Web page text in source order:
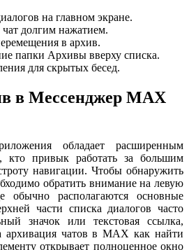
на главном экране.
долгим нажатием.
в архив.
папки Архивы вверху списка.
для скрытых бесед.
в Мессенджер MAX
обладает расширенным
кто привык работать за большим
навигации. Чтобы обнаружить
обратить внимание на левую
обычно располагаются основные
части списка диалогов часто
значок или текстовая ссылка,
архивация чатов в MAX как найти
открывает полноценное окно